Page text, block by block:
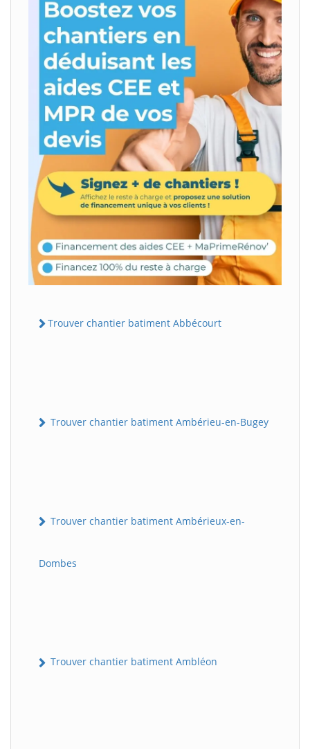
Trouver chantier batiment Abbécourt
Trouver chantier batiment Ambérieu-en-Bugey
Trouver chantier batiment Ambérieux-en-
Dombes
Trouver chantier batiment Ambléon